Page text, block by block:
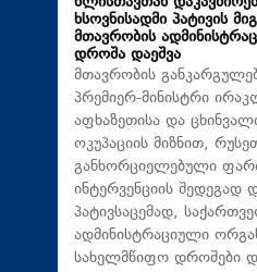
ხსოვნისადმი პატივის
მთავრობის
დროშა დაეშვა
მთავრობის
პრემიერ-მინისტრი
აფხაზეთისა და
ოკუპაციის მიზნით,
განხორციელებული
ინტერვენციის შედეგად
პატივსაცემად,
ადმინისტრაციული
სახელმწიფო დროშები